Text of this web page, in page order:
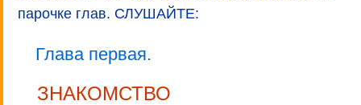
парочке глав. СЛУШАЙТЕ:
Глава первая.
ЗНАКОМСТВО